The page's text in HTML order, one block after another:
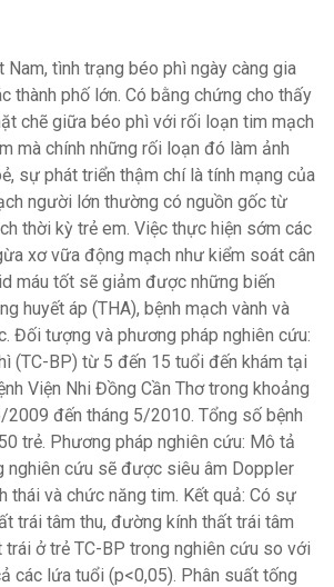
tình trạng béo phì ngày càng gia
thành phố lớn. Có bằng chứng cho thấy
chẽ giữa béo phì với rối loạn tim mạch
mà chính những rối loạn đó làm ảnh
sự phát triển thậm chí là tính mạng của
người lớn thường có nguồn gốc từ
thời kỳ trẻ em. Việc thực hiện sớm các
xơ vữa động mạch như kiểm soát cân
máu tốt sẽ giảm được những biến
huyết áp (THA), bệnh mạch vành và
Đối tượng và phương pháp nghiên cứu:
(TC-BP) từ 5 đến 15 tuổi đến khám tại
Viện Nhi Đồng Cần Thơ trong khoảng
đến tháng 5/2010. Tổng số bệnh
trẻ. Phương pháp nghiên cứu: Mô tả
nghiên cứu sẽ được siêu âm Doppler
thái và chức năng tim. Kết quả: Có sự
trái tâm thu, đường kính thất trái tâm
ở trẻ TC-BP trong nghiên cứu so với
các lứa tuổi (p<0,05). Phân suất tống